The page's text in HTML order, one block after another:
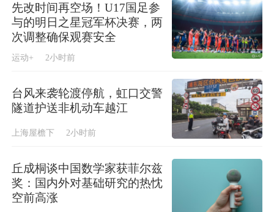
先改时间再空场！U17国足参
与的明日之星冠军杯决赛，两
次调整确保观赛安全
运动+ 2小时前
台风来袭轮渡停航，虹口交警
隧道护送非机动车越江
上海屋檐下 2小时前
丘成桐谈中国数学家获菲尔兹
奖：国内外对基础研究的热忱
空前高涨